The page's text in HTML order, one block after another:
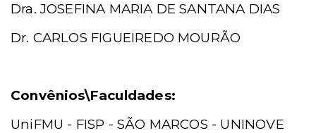
Dra. JOSEFINA MARIA DE SANTANA DIAS
Dr. CARLOS FIGUEIREDO MOURÃO
Convênios\Faculdades:
UniFMU - FISP - SÃO MARCOS - UNINOVE